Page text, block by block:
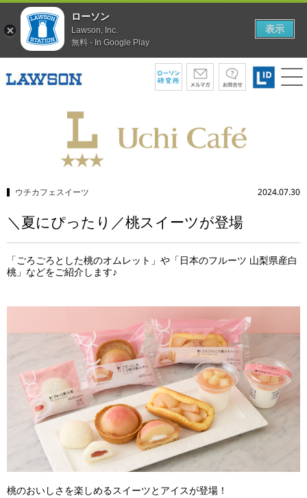
ウチカフェスイーツ 2024.07.30
＼夏にぴったり／桃スイーツが登場
「ごろごろとした桃のオムレット」や「日本のフルーツ 山梨県産白
桃」などをご紹介します♪
桃のおいしさを楽しめるスイーツとアイスが登場！
ローソン
Lawson, Inc.
無料 - In Google Play
表示